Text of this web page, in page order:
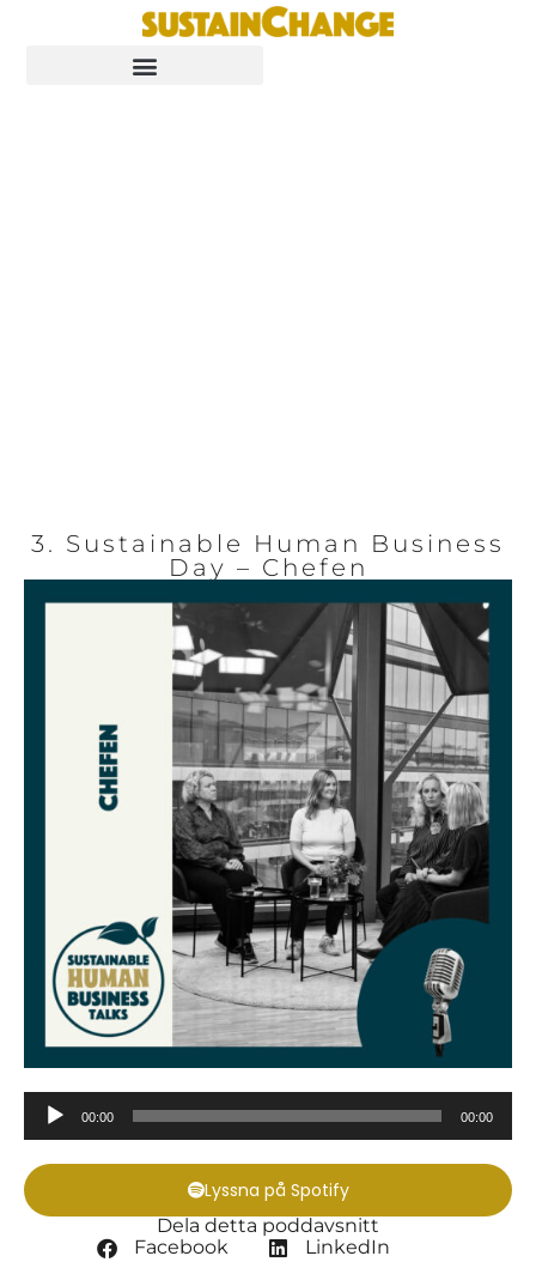
3. Sustainable Human Business
Day – Chefen
Ljudspelare
00:00 00:00
Lyssna på Spotify
Dela detta poddavsnitt
Facebook
LinkedIn